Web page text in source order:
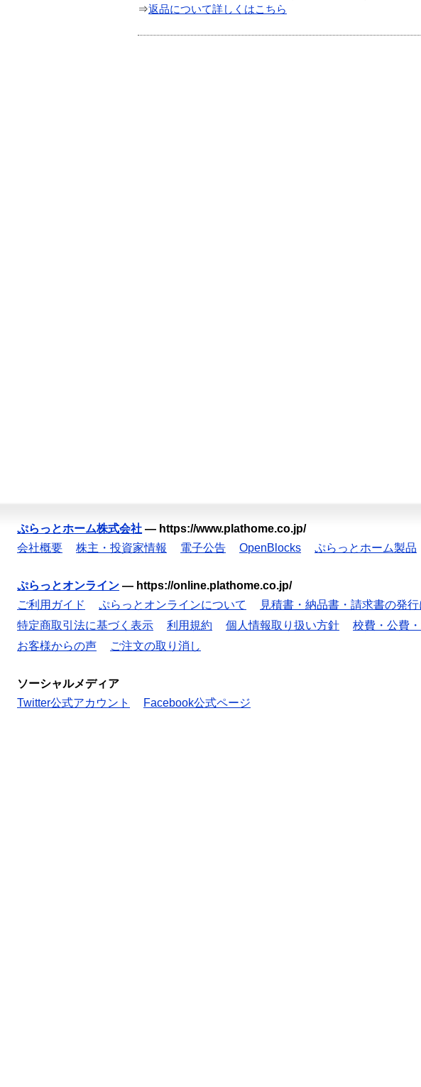
⇒返品について詳しくはこちら
ぷらっとホーム株式会社 — https://www.plathome.co.jp/
会社概要
株主・投資家情報 電子公告 OpenBlocks ぷらっとホーム製品
ぷらっとオンライン — https://online.plathome.co.jp/
ご利用ガイド
ぷらっとオンラインについて 見積書・納品書・請求書の発
特定商取引法に基づく表示
利用規約 個人情報取り扱い方針 校費・公費
お客様からの声
ご注文の取り消し
ソーシャルメディア
Twitter公式アカウント
Facebook公式ページ